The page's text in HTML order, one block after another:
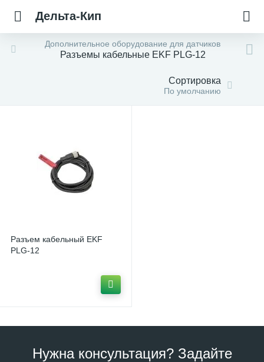
Дельта-Кип
Дополнительное оборудование для датчиков
Разъемы кабельные EKF PLG-12
Сортировка
По умолчанию
Разъем кабельный EKF
PLG-12
Нужна консультация? Задайте